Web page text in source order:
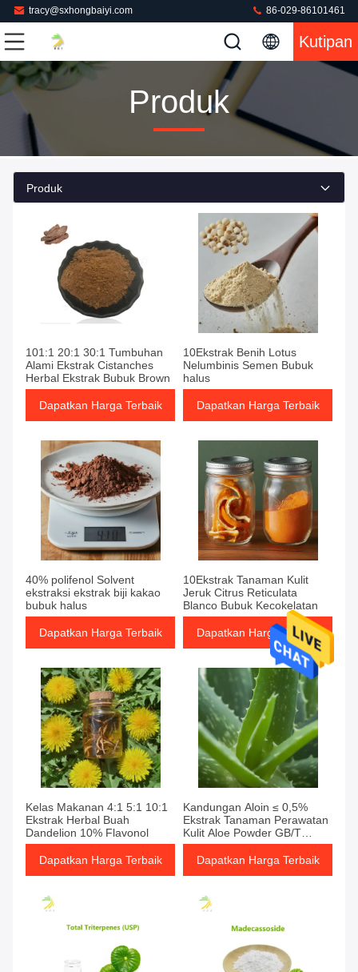
tracy@sxhongbaiyi.com 86-029-86101461
Kutipan
Produk
Produk
101:1 20:1 30:1 Tumbuhan
Alami Ekstrak Cistanches
Herbal Ekstrak Bubuk Brown
Dapatkan Harga Terbaik
10Ekstrak Benih Lotus
Nelumbinis Semen Bubuk
halus
Dapatkan Harga Terbaik
40% polifenol Solvent
ekstraksi ekstrak biji kakao
bubuk halus
Dapatkan Harga Terbaik
10Ekstrak Tanaman Kulit
Jeruk Citrus Reticulata
Blanco Bubuk Kecokelatan
Dapatkan Harga Terbaik
Kelas Makanan 4:1 5:1 10:1
Ekstrak Herbal Buah
Dandelion 10% Flavonol
Dapatkan Harga Terbaik
Kandungan Aloin ≤ 0,5%
Ekstrak Tanaman Perawatan
Kulit Aloe Powder GB/T
26804-2014
Dapatkan Harga Terbaik